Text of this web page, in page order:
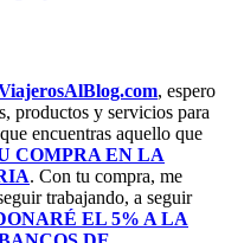
, espero
productos y servicios para
encuentras aquello que
COMPRA EN LA
. Con tu compra, me
trabajando, a seguir
EL 5% A LA